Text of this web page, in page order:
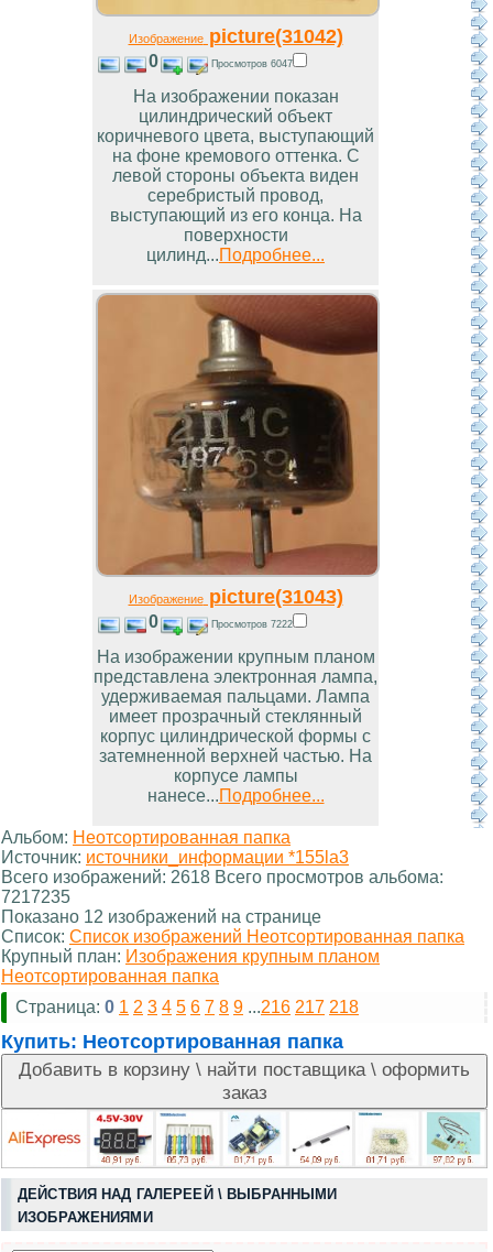
Изображениеpicture(31042)
0 Просмотров 6047
На изображении показан
цилиндрический объект
коричневого цвета, выступающий
на фоне кремового оттенка. С
левой стороны объекта виден
серебристый провод,
выступающий из его конца. На
поверхности
цилинд...Подробнее...
Изображениеpicture(31043)
0 Просмотров 7222
На изображении крупным планом
представлена электронная лампа,
удерживаемая пальцами. Лампа
имеет прозрачный стеклянный
корпус цилиндрической формы с
затемненной верхней частью. На
корпусе лампы
нанесе...Подробнее...
Альбом: Неотсортированная папка
Источник: источники_информации *155la3
Всего изображений: 2618 Всего просмотров альбома:
7217235
Показано 12 изображений на странице
Список: Список изображений Неотсортированная папка
Крупный план: Изображения крупным планом
Неотсортированная папка
Страница: 0 1 2 3 4 5 6 7 8 9 ...216 217 218
Купить: Неотсортированная папка
ДЕЙСТВИЯ НАД ГАЛЕРЕЕЙ \ ВЫБРАННЫМИ
ИЗОБРАЖЕНИЯМИ